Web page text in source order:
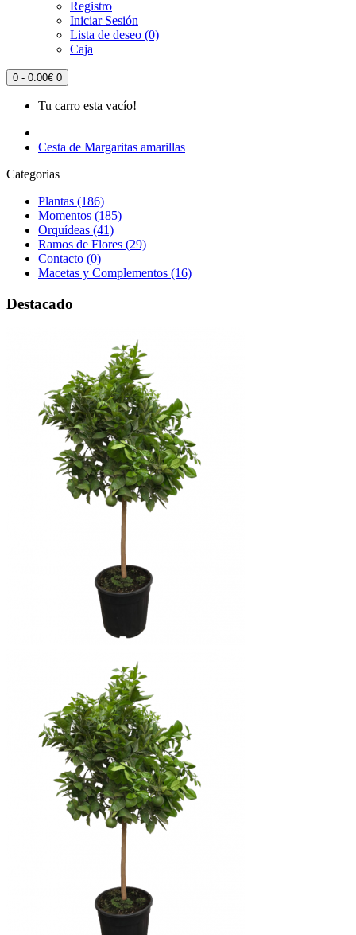
Registro
Iniciar Sesión
Lista de deseo (0)
Caja
0 - 0.00€ 0
Tu carro esta vacío!
Cesta de Margaritas amarillas
Categorias
Plantas (186)
Momentos (185)
Orquídeas (41)
Ramos de Flores (29)
Contacto (0)
Macetas y Complementos (16)
Destacado